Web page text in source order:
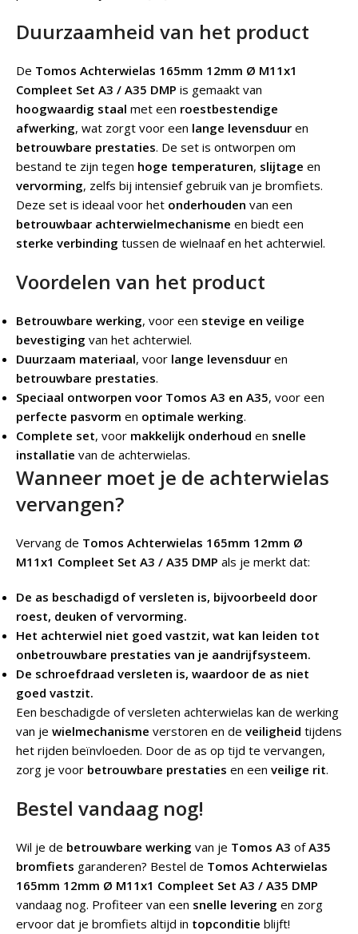
Duurzaamheid van het product
De Tomos Achterwielas 165mm 12mm Ø M11x1
Compleet Set A3 / A35 DMP is gemaakt van
hoogwaardig staal met een roestbestendige
afwerking, wat zorgt voor een lange levensduur en
betrouwbare prestaties. De set is ontworpen om
bestand te zijn tegen hoge temperaturen, slijtage en
vervorming, zelfs bij intensief gebruik van je bromfiets.
Deze set is ideaal voor het onderhouden van een
betrouwbaar achterwielmechanisme en biedt een
sterke verbinding tussen de wielnaaf en het achterwiel.
Voordelen van het product
Betrouwbare werking, voor een stevige en veilige
bevestiging van het achterwiel.
Duurzaam materiaal, voor lange levensduur en
betrouwbare prestaties.
Speciaal ontworpen voor Tomos A3 en A35, voor een
perfecte pasvorm en optimale werking.
Complete set, voor makkelijk onderhoud en snelle
installatie van de achterwielas.
Wanneer moet je de achterwielas
vervangen?
Vervang de Tomos Achterwielas 165mm 12mm Ø
M11x1 Compleet Set A3 / A35 DMP als je merkt dat:
De as beschadigd of versleten is, bijvoorbeeld door
roest, deuken of vervorming.
Het achterwiel niet goed vastzit, wat kan leiden tot
onbetrouwbare prestaties van je aandrijfsysteem.
De schroefdraad versleten is, waardoor de as niet
goed vastzit.
Een beschadigde of versleten achterwielas kan de werking
van je wielmechanisme verstoren en de veiligheid tijdens
het rijden beïnvloeden. Door de as op tijd te vervangen,
zorg je voor betrouwbare prestaties en een veilige rit.
Bestel vandaag nog!
Wil je de betrouwbare werking van je Tomos A3 ofA35
bromfiets garanderen? Bestel de Tomos Achterwielas
165mm 12mm Ø M11x1 Compleet Set A3 / A35 DMP
vandaag nog. Profiteer van een snelle levering en zorg
ervoor dat je bromfiets altijd in topconditie blijft!